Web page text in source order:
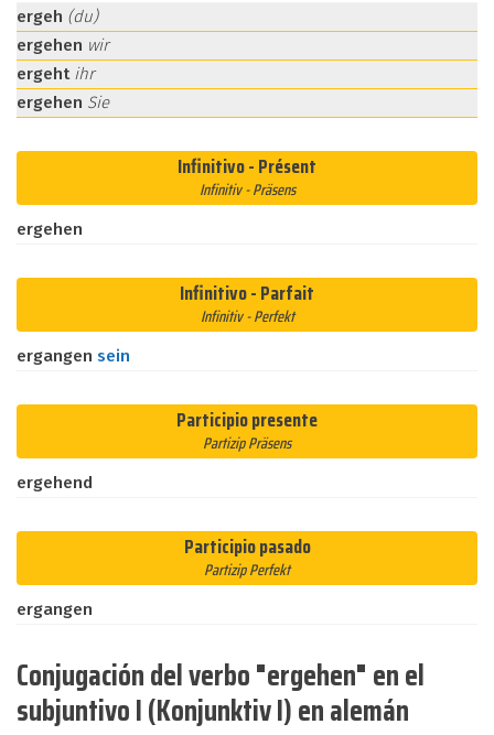
ergeh (du)
ergehen wir
ergeht ihr
ergehen Sie
Infinitivo - Présent
Infinitiv - Präsens
ergehen
Infinitivo - Parfait
Infinitiv - Perfekt
ergangen sein
Participio presente
Partizip Präsens
ergehend
Participio pasado
Partizip Perfekt
ergangen
Conjugación del verbo "ergehen" en el
subjuntivo I (Konjunktiv I) en alemán